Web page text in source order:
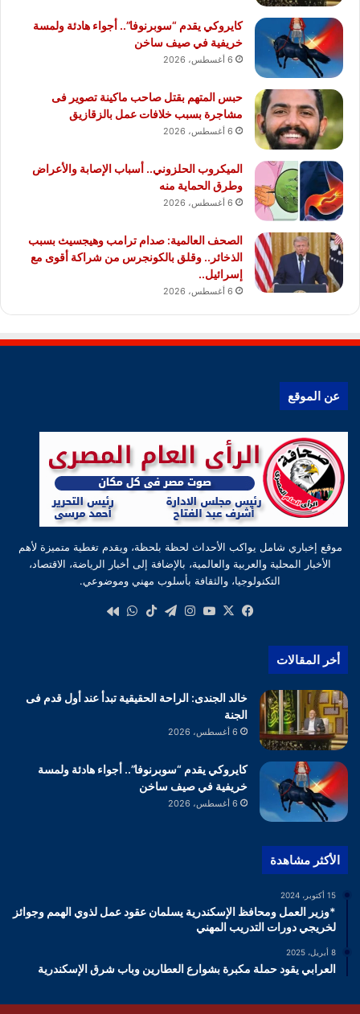
كايروكي يقدم “سوبرنوفا”.. أجواء هادئة ولمسة
خريفية في صيف ساخن
6 أغسطس، 2026
حبس المتهم بقتل صاحب ماكينة تصوير فى
مشاجرة بسبب خلافات عمل بالزقازيق
6 أغسطس، 2026
الميكروب الحلزوني.. أسباب الإصابة والأعراض
وطرق الحماية منه
6 أغسطس، 2026
الصحف العالمية: صدام ترامب وهيجسيث بسبب
الذخائر.. وقلق بالكونجرس من شراكة أقوى مع
إسرائيل..
6 أغسطس، 2026
عن الموقع
موقع إخباري شامل يواكب الأحداث لحظة بلحظة، ويقدم تغطية متميزة لأهم
الأخبار المحلية والعربية والعالمية، بالإضافة إلى أخبار الرياضة، الاقتصاد،
التكنولوجيا، والثقافة بأسلوب مهني وموضوعي.
فيسبوك
‫X
‫YouTube
انستقرام
تيلقرام‫TikTokواتساب
أخر المقالات
خالد الجندى: الراحة الحقيقية تبدأ عند أول قدم فى
الجنة
6 أغسطس، 2026
كايروكي يقدم “سوبرنوفا”.. أجواء هادئة ولمسة
خريفية في صيف ساخن
6 أغسطس، 2026
الأكثر مشاهدة
15 أكتوبر، 2024
*وزير العمل ومحافظ الإسكندرية يسلمان عقود عمل لذوي الهمم وجوائز
لخريجي دورات التدريب المهني
8 أبريل، 2025
العرابي يقود حملة مكبرة بشوارع العطارين وباب شرق الإسكندرية